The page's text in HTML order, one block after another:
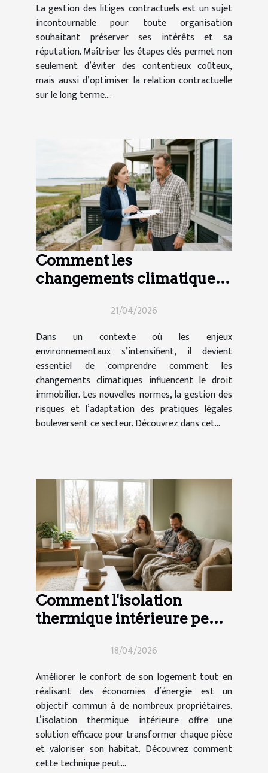
La gestion des litiges contractuels est un sujet
incontournable pour toute organisation
souhaitant préserver ses intérêts et sa
réputation. Maîtriser les étapes clés permet non
seulement d’éviter des contentieux coûteux,
mais aussi d’optimiser la relation contractuelle
sur le long terme....
Comment les
changements climatiques
immobilier ?21/04/2026
Dans un contexte où les enjeux
environnementaux s’intensifient, il devient
essentiel de comprendre comment les
changements climatiques influencent le droit
immobilier. Les nouvelles normes, la gestion des
risques et l’adaptation des pratiques légales
bouleversent ce secteur. Découvrez dans cet...
Comment l'isolation
thermique intérieure peut-
18/04/2026
Améliorer le confort de son logement tout en
réalisant des économies d’énergie est un
objectif commun à de nombreux propriétaires.
L’isolation thermique intérieure offre une
solution efficace pour transformer chaque pièce
et valoriser son habitat. Découvrez comment
cette technique peut...